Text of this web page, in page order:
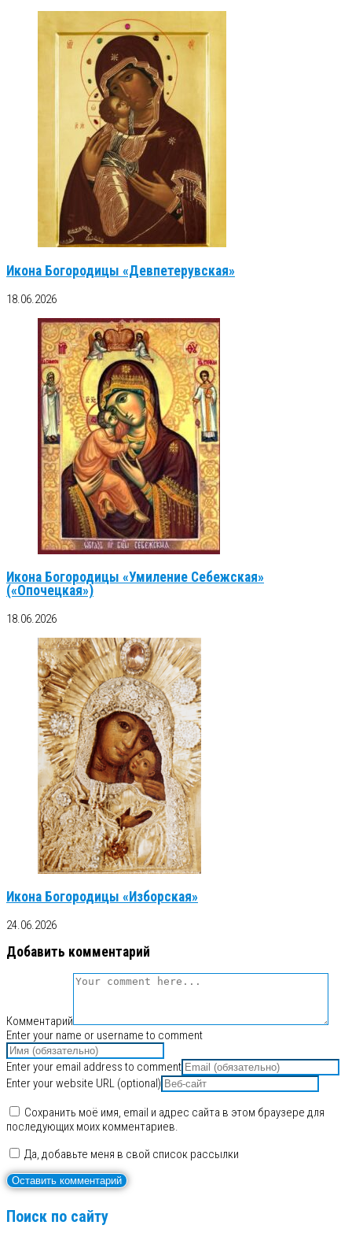
Икона Богородицы «Девпетерувская»
18.06.2026
Икона Богородицы «Умиление Себежская»
(«Опочецкая»)
18.06.2026
Икона Богородицы «Изборская»
24.06.2026
Добавить комментарий
Комментарий
Enter your name or username to comment
Enter your email address to comment
Enter your website URL (optional)
Сохранить моё имя, email и адрес сайта в этом браузере для
последующих моих комментариев.
Да, добавьте меня в свой список рассылки
Поиск по сайту